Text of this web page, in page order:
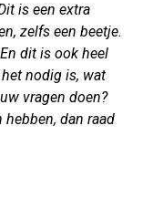
is een extra
zelfs een beetje.
dit is ook heel
nodig is, wat
vragen doen?
dan raad